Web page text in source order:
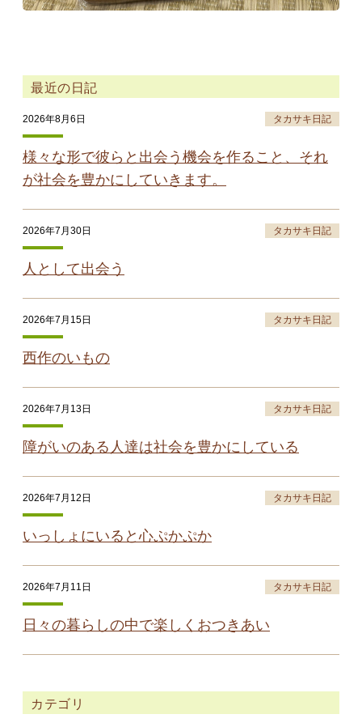
最近の日記
2026年8月6日 タカサキ日記
様々な形で彼らと出会う機会を作ること、それ
が社会を豊かにしていきます。
2026年7月30日 タカサキ日記
人として出会う
2026年7月15日 タカサキ日記
西作のいもの
2026年7月13日 タカサキ日記
障がいのある人達は社会を豊かにしている
2026年7月12日 タカサキ日記
いっしょにいると心ぷかぷか
2026年7月11日 タカサキ日記
日々の暮らしの中で楽しくおつきあい
カテゴリ